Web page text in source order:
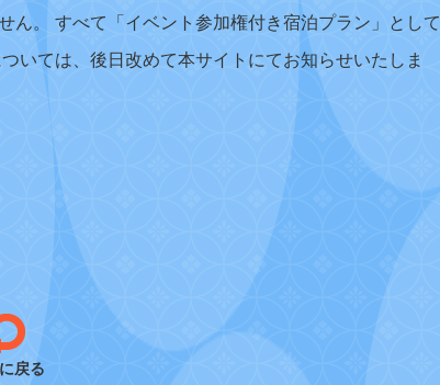
ん。 すべて「イベント参加権付き宿泊プラン」として
いては、後日改めて本サイトにてお知らせいたしま
戻る